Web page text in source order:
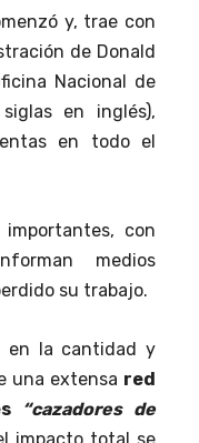
y, trae con
de Donald
Nacional de
en inglés),
en todo el
importantes, con
medios
su trabajo.
en la cantidad y
una extensa red
“cazadores de